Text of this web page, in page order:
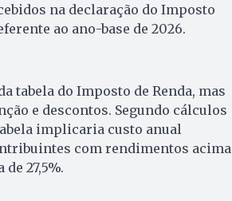
na declaração do Imposto
ao ano-base de 2026.
tabela do Imposto de Renda, mas
e descontos. Segundo cálculos
implicaria custo anual
com rendimentos acima
27,5%.